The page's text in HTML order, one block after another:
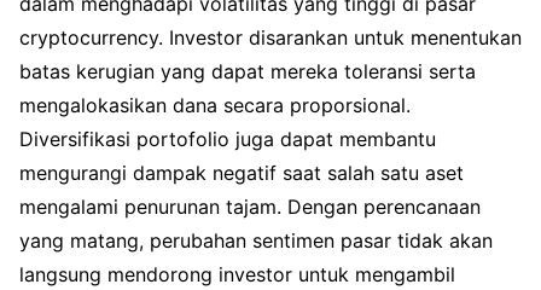
cryptocurrency. Investor disarankan untuk menentukan
batas kerugian yang dapat mereka toleransi serta
mengalokasikan dana secara proporsional.
Diversifikasi portofolio juga dapat membantu
mengurangi dampak negatif saat salah satu aset
mengalami penurunan tajam. Dengan perencanaan
yang matang, perubahan sentimen pasar tidak akan
langsung mendorong investor untuk mengambil